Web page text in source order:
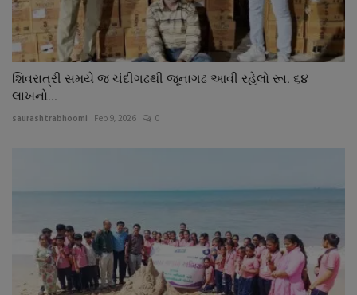
શિવરાત્રી સમયે જ ચંદીગઢથી જૂનાગઢ આવી રહેલો રૂા. ૬૪
લાખનો...
saurashtrabhoomi Feb 9, 2026 0